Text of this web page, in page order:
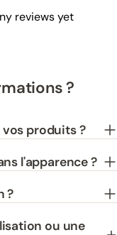
reviews yet
?
produits ?
l'apparence ?
?
ou une